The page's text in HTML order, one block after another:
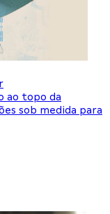
ao topo da
sob medida para